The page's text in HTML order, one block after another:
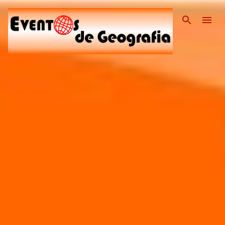
Pular para o conteúdo